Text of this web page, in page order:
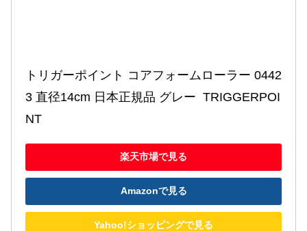
トリガーポイント コアフォームローラー 0442
3 直径14cm 日本正規品 グレー  TRIGGERPOI
NT
楽天市場で見る
Amazonで見る
Yahoo!ショッピングで見る